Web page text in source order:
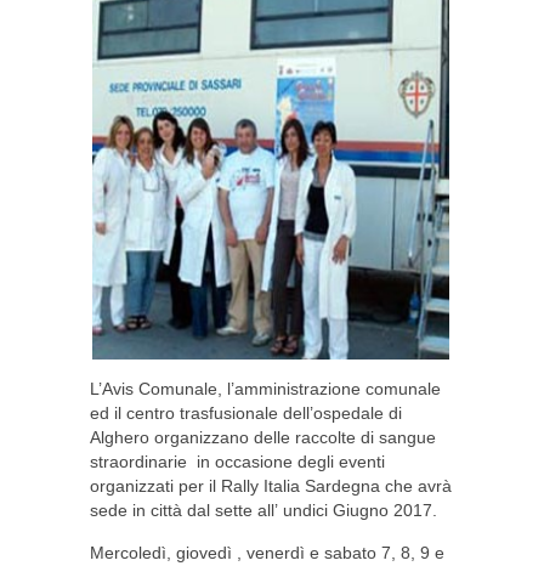
L’Avis Comunale, l’amministrazione comunale
ed il centro trasfusionale dell’ospedale di
Alghero organizzano delle raccolte di sangue
straordinarie in occasione degli eventi
organizzati per il Rally Italia Sardegna che avrà
sede in città dal sette all’ undici Giugno 2017.
Mercoledì, giovedì , venerdì e sabato 7, 8, 9 e